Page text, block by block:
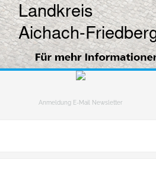
Anmeldung E-Mail Newsletter